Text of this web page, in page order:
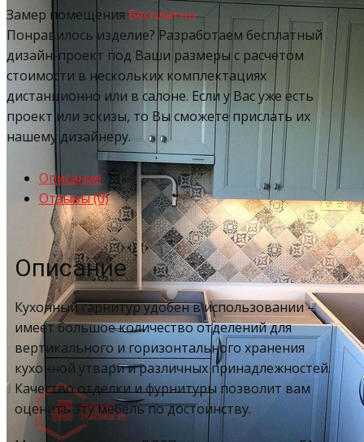
Замер помещения Бесплатно
Понравилось изделие? Разработаем бесплатный
дизайн-проект под Ваши размеры с расчетом
стоимости в нескольких комплектациях
дистанционно или в салоне. Если у Вас уже есть
проект или эскизы, то Вы сможете прислать их
нашему дизайнеру.
Описание
Отзывы (0)
Описание
Кухонный гарнитур удобен в использовании –
имеет большое количество отделений для
вертикального и горизонтального хранения
кухонной утвари и различных принадлежностей.
Качество отделки и фурнитуры позволит вам
оценить эту мебель по достоинству.